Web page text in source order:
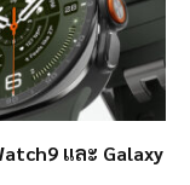
และ Galaxy